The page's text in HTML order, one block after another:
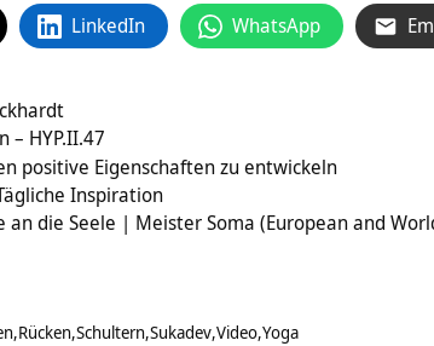
LinkedIn WhatsApp
– HYP.II.47
positive Eigenschaften zu entwickeln
Inspiration
die Seele | Meister Soma (European and
Rücken Schultern Sukadev Video Yoga